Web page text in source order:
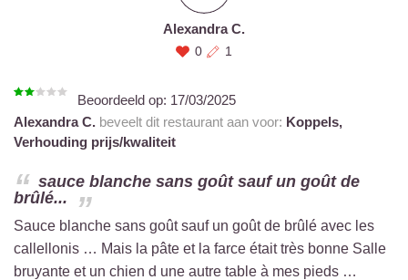
Alexandra C.
0 1
Beoordeeld op: 17/03/2025
Alexandra C. beveelt dit restaurant aan voor: Koppels,
Verhouding prijs/kwaliteit
sauce blanche sans goût sauf un goût de
brûlé...
Sauce blanche sans goût sauf un goût de brûlé avec les
callellonis … Mais la pâte et la farce était très bonne Salle
bruyante et un chien d une autre table à mes pieds …